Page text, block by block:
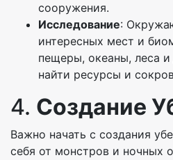
сооружения.
Исследование:
интересных мест и
пещеры, океаны, леса
найти ресурсы и
4. Создание
Важно начать с создания
себя от монстров и ночных